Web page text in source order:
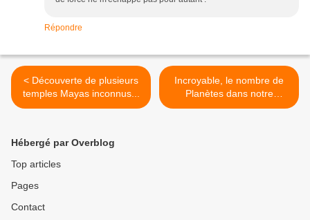
Répondre
< Découverte de plusieurs
temples Mayas inconnus...
Incroyable, le nombre de
Planètes dans notre
Système Solaire !! >
Hébergé par Overblog
Top articles
Pages
Contact